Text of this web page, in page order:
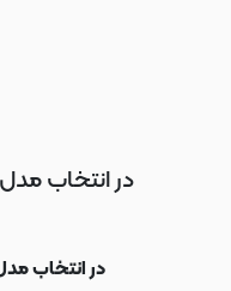
در انتخاب
در انتخاب